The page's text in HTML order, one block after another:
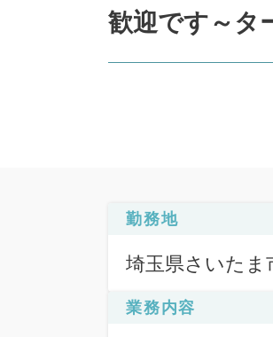
歓迎です～タ
勤務地
埼玉県さいたま
業務内容